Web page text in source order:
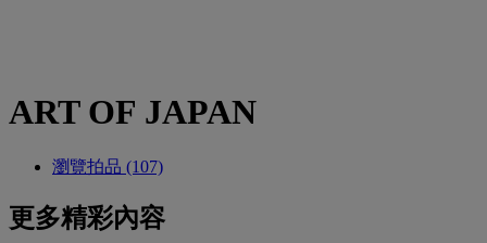
ART OF JAPAN
瀏覽拍品 (107)
更多精彩內容